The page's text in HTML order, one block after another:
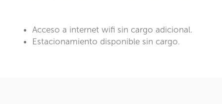
Acceso a internet wifi sin cargo adicional.
Estacionamiento disponible sin cargo.